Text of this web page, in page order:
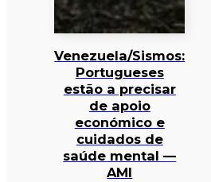
Venezuela/Sismos:
Portugueses
estão a precisar
de apoio
económico e
cuidados de
saúde mental —
AMI